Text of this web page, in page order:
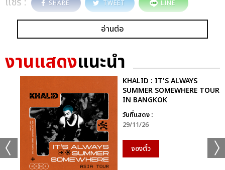
SHARE TWEET LINE
อ่านต่อ
งานแสดงแนะนำ
KHALID : IT'S ALWAYS
SUMMER SOMEWHERE TOUR
IN BANGKOK
วันที่แสดง :
29/11/26
จองตั๋ว